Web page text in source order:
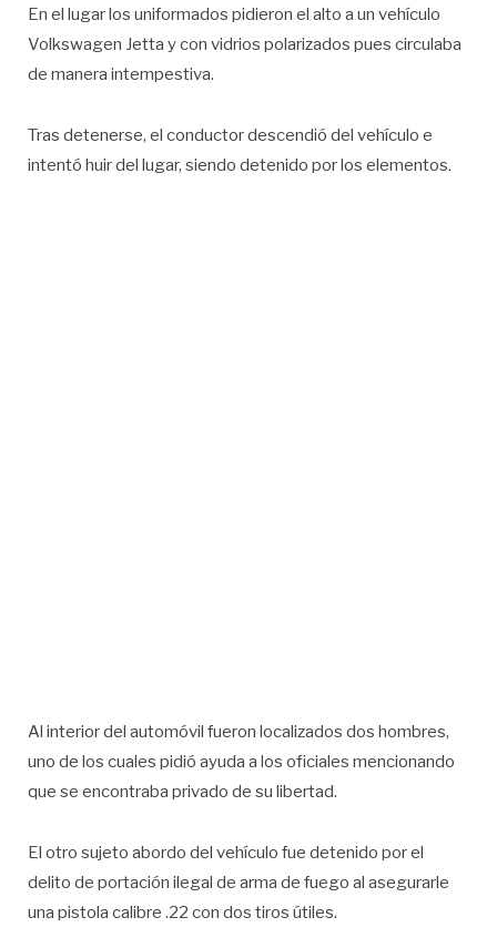
En el lugar los uniformados pidieron el alto a un vehículo
Volkswagen Jetta y con vidrios polarizados pues circulaba
de manera intempestiva.
Tras detenerse, el conductor descendió del vehículo e
intentó huir del lugar, siendo detenido por los elementos.
Al interior del automóvil fueron localizados dos hombres,
uno de los cuales pidió ayuda a los oficiales mencionando
que se encontraba privado de su libertad.
El otro sujeto abordo del vehículo fue detenido por el
delito de portación ilegal de arma de fuego al asegurarle
una pistola calibre .22 con dos tiros útiles.